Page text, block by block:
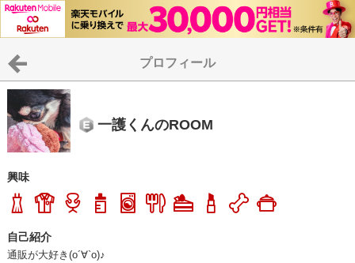
プロフィール
一護くんのROOM
興味
自己紹介
通販が大好き(о´∀`о)♪